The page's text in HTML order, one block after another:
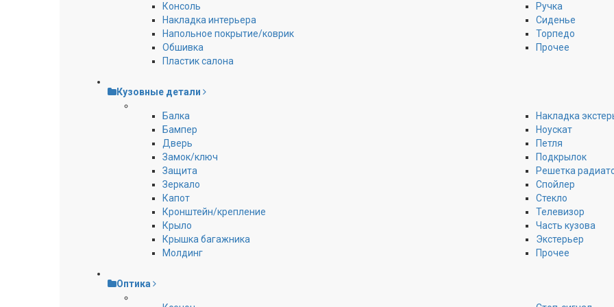
Консоль
Накладка интерьера
Напольное покрытие/коврик
Обшивка
Пластик салона
Ручка
Сиденье
Торпедо
Прочее
Кузовные детали
Балка
Бампер
Дверь
Замок/ключ
Защита
Зеркало
Капот
Кронштейн/крепление
Крыло
Крышка багажника
Молдинг
Накладка
Ноускат
Петля
Подкрылок
Решетка
Спойлер
Стекло
Телевизор
Часть кузова
Экстерьер
Прочее
Оптика